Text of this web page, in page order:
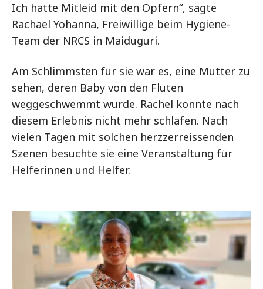
Ich hatte Mitleid mit den Opfern“, sagte
Rachael Yohanna, Freiwillige beim Hygiene-
Team der NRCS in Maiduguri.
Am Schlimmsten für sie war es, eine Mutter zu
sehen, deren Baby von den Fluten
weggeschwemmt wurde. Rachel konnte nach
diesem Erlebnis nicht mehr schlafen. Nach
vielen Tagen mit solchen herzzerreissenden
Szenen besuchte sie eine Veranstaltung für
Helferinnen und Helfer.